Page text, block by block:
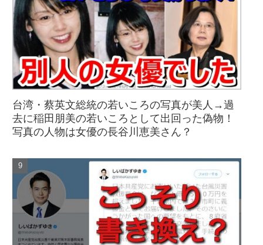
台湾・蔡英文総統の若いころの写真が美人→過
去に稲田朋美の若いころとして出回った偽物！
写真の人物は女優の長谷川恵美さん？